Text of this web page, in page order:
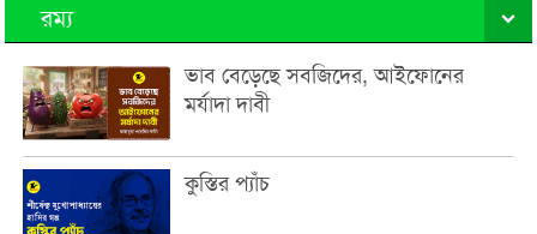
রম্য
ভাব বেড়েছে সবজিদের, আইফোনের
মর্যাদা দাবী
কুস্তির প্যাঁচ